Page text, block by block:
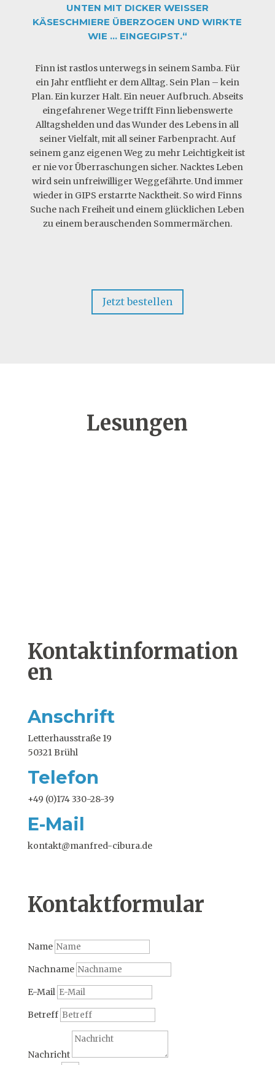
UNTEN MIT DICKER WEISSER K
ÄSESCHMIERE ÜBERZOGEN UND WIRKTE W
IE … EINGEGIPST.“
Finn ist rastlos unterwegs in seinem Samba. Für
ein Jahr entflieht er dem Alltag. Sein Plan – kein
Plan. Ein kurzer Halt. Ein neuer Aufbruch. Abseits
eingefahrener Wege trifft Finn liebenswerte
Alltagshelden und das Wunder des Lebens in all
seiner Vielfalt, mit all seiner Farbenpracht. Auf
seinem ganz eigenen Weg zu mehr Leichtigkeit ist
er nie vor Überraschungen sicher. Nacktes Leben
wird sein unfreiwilliger Weggefährte. Und immer
wieder in GIPS erstarrte Nacktheit. So wird Finns
Suche nach Freiheit und einem glücklichen Leben
zu einem berauschenden Sommermärchen.
Jetzt bestellen
Lesungen
Kontaktinformation
en
Anschrift
Letterhausstraße 19
50321 Brühl
Telefon
+49 (0)174 330-28-39
E-Mail
kontakt@manfred-cibura.de
Kontaktformular
Name
Nachname
E-Mail
Betreff
Nachricht